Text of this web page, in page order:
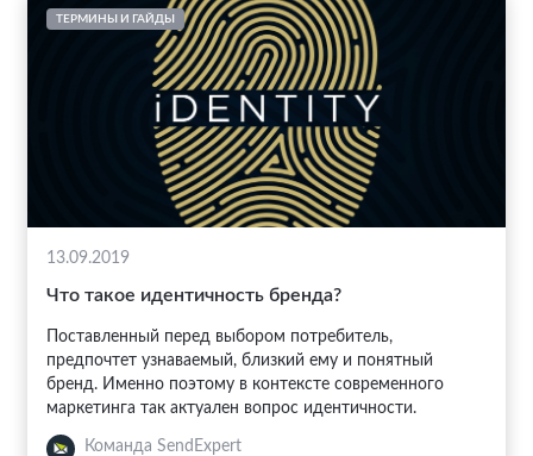
ТЕРМИНЫ И ГАЙДЫ
13.09.2019
Что такое идентичность бренда?
Поставленный перед выбором потребитель,
предпочтет узнаваемый, близкий ему и понятный
бренд. Именно поэтому в контексте современного
маркетинга так актуален вопрос идентичности.
Команда SendExpert